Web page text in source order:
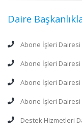
Daire
Abone İşleri Dairesi
Abone İşleri Dairesi
Abone İşleri Dairesi
Abone İşleri Dairesi
Destek Hizmetleri